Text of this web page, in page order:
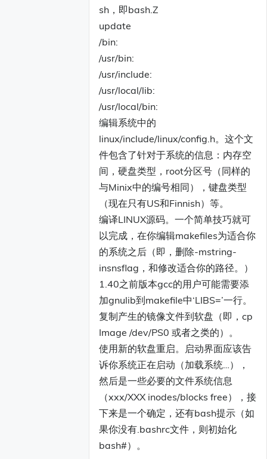
sh，即bash.Z
update
/bin:
/usr/bin:
/usr/include:
/usr/local/lib:
/usr/local/bin:
编辑系统中的
linux/include/linux/config.h。这个文
件包含了针对于系统的信息：内存空
间，硬盘类型，root分区号（同样的
与Minix中的编号相同），键盘类型
（现在只有US和Finnish）等。
编译LINUX源码。一个简单技巧就可
以完成，在你编辑makefiles为适合你
的系统之后（即，删除-mstring-
insnsflag，和修改适合你的路径。）
1.40之前版本gcc的用户可能需要添
加gnulib到makefile中‘LIBS=’一行。
复制产生的镜像文件到软盘（即，cp
Image /dev/PS0 或者之类的）。
使用新的软盘重启。启动界面应该告
诉你系统正在启动（加载系统…），
然后是一些必要的文件系统信息
（xxx/XXX inodes/blocks free），接
下来是一个确定，还有bash提示（如
果你没有.bashrc文件，则初始化
bash#）。